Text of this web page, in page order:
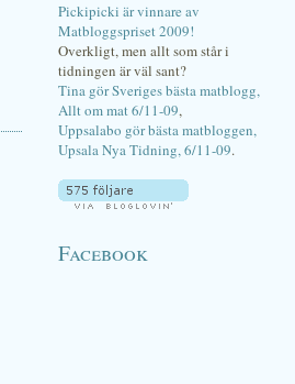
Pickipicki är vinnare av
Matbloggspriset 2009!
Overkligt, men allt som står i
tidningen är väl sant?
Tina gör Sveriges bästa matblogg,
Allt om mat 6/11-09,
Uppsalabo gör bästa matbloggen,
Upsala Nya Tidning, 6/11-09.
Facebook